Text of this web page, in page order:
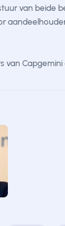
van beide
van